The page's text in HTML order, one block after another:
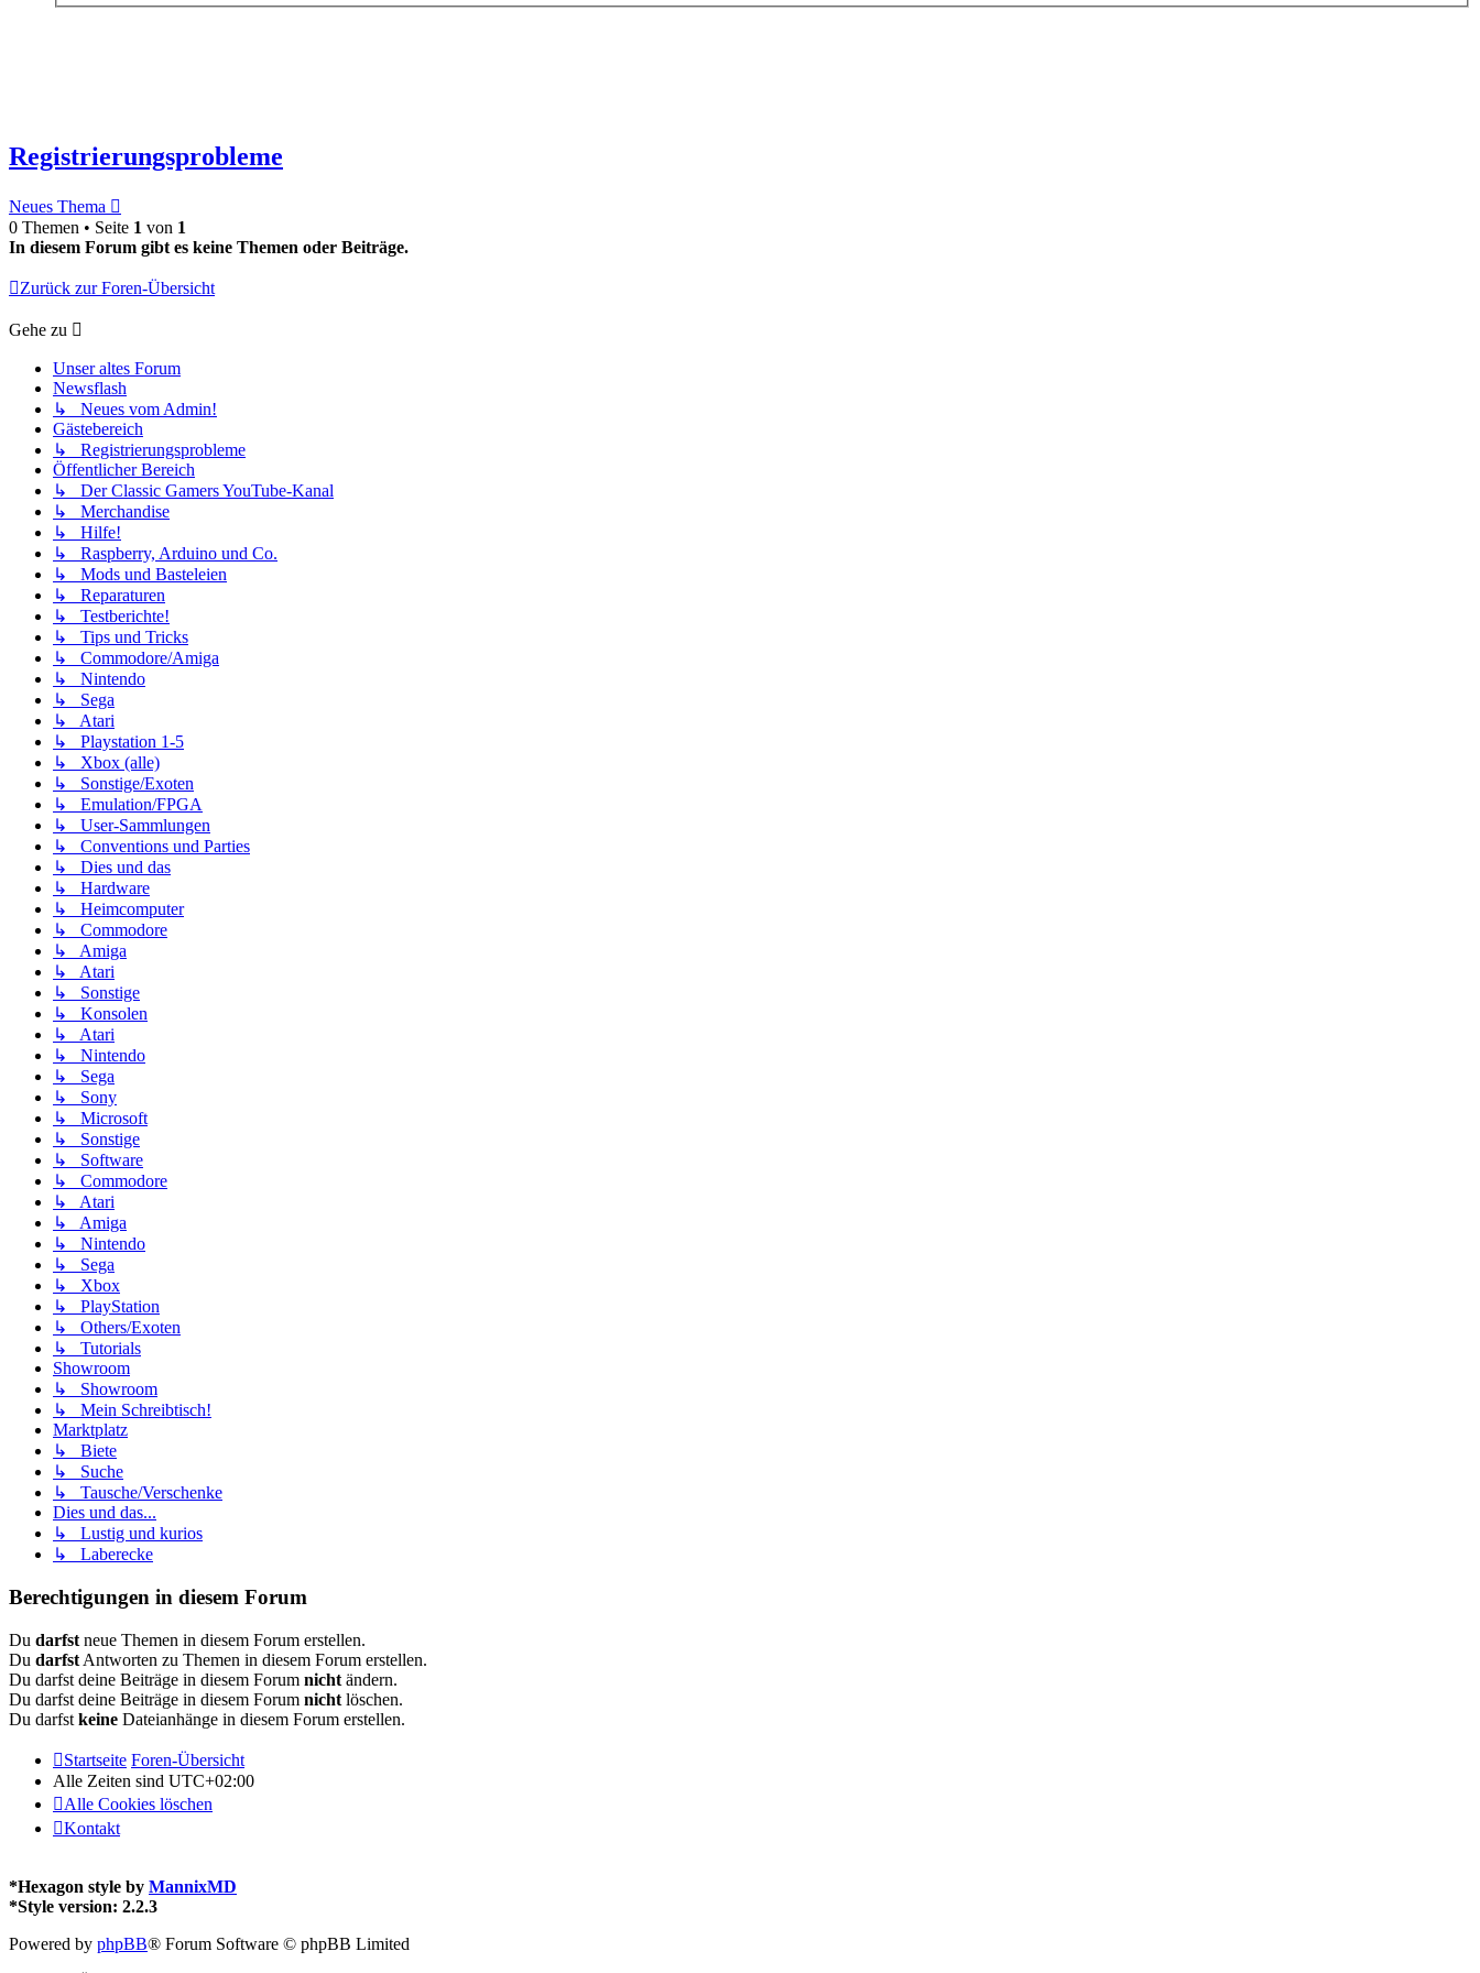
Registrierungsprobleme
Neues Thema
0 Themen • Seite 1 von 1
In diesem Forum gibt es keine Themen oder Beiträge.
Zurück zur Foren-Übersicht
Gehe zu
Unser altes Forum
Newsflash
↳ Neues vom Admin!
Gästebereich
↳ Registrierungsprobleme
Öffentlicher Bereich
↳ Der Classic Gamers YouTube-Kanal
↳ Merchandise
↳ Hilfe!
↳ Raspberry, Arduino und Co.
↳ Mods und Basteleien
↳ Reparaturen
↳ Testberichte!
↳ Tips und Tricks
↳ Commodore/Amiga
↳ Nintendo
↳ Sega
↳ Atari
↳ Playstation 1-5
↳ Xbox (alle)
↳ Sonstige/Exoten
↳ Emulation/FPGA
↳ User-Sammlungen
↳ Conventions und Parties
↳ Dies und das
↳ Hardware
↳ Heimcomputer
↳ Commodore
↳ Amiga
↳ Atari
↳ Sonstige
↳ Konsolen
↳ Atari
↳ Nintendo
↳ Sega
↳ Sony
↳ Microsoft
↳ Sonstige
↳ Software
↳ Commodore
↳ Atari
↳ Amiga
↳ Nintendo
↳ Sega
↳ Xbox
↳ PlayStation
↳ Others/Exoten
↳ Tutorials
Showroom
↳ Showroom
↳ Mein Schreibtisch!
Marktplatz
↳ Biete
↳ Suche
↳ Tausche/Verschenke
Dies und das...
↳ Lustig und kurios
↳ Laberecke
Berechtigungen in diesem Forum
Du darfst neue Themen in diesem Forum erstellen.
Du darfst Antworten zu Themen in diesem Forum erstellen.
Du darfst deine Beiträge in diesem Forum nicht ändern.
Du darfst deine Beiträge in diesem Forum nicht löschen.
Du darfst keine Dateianhänge in diesem Forum erstellen.
Startseite Foren-Übersicht
Alle Zeiten sind UTC+02:00
Alle Cookies löschen
Kontakt
*Hexagon style by MannixMD
*Style version: 2.2.3
Powered by phpBB® Forum Software © phpBB Limited